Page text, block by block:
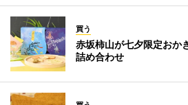
買う
赤坂柿山が七夕限定お
詰め合わせ